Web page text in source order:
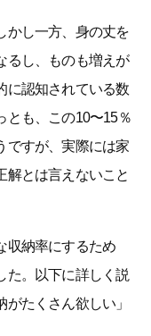
かし一方、身の丈を
るし、ものも増えが
に認知されている数
とも、この10〜15％
ですが、実際には家
解とは言えないこと
収納率にするため
た。以下に詳しく説
たくさん欲しい」